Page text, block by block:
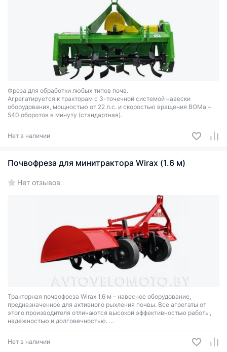
Фреза для обработки любых типов почв.
Агрегатируется к тракторам с 3-точечной системой навески
оборудования, мощностью от 22 л.с. и скоростью вращения ВОМа –
540 оборотов в минуту (стандартная).
Нет в наличии
Почвофреза для минитрактора Wirax (1.6 м)
Нет отзывов
Тракторная почвофреза Wirax 1.6 м – навесное оборудование,
предназначенное для активного рыхления почвы. Все агрегаты от
этого производителя отличаются высокой эффективностью работы,
надежностью и долговечностью.
Такая почвофреза совмещает функции плуга, бороны и культиватора,
при этом выдает максимальную эффективность. Она агрегатируется
к тракторам со стандартной трехточечной системой навески.
Нет в наличии